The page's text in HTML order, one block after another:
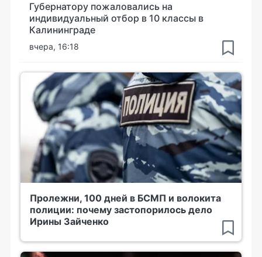
Губернатору пожаловались на
индивидуальный отбор в 10 классы в
Калининграде
вчера, 16:18
Пролежни, 100 дней в БСМП и волокита
полиции: почему застопорилось дело
Ирины Зайченко